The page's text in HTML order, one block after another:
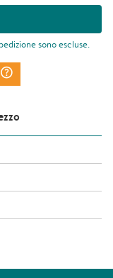
sono escluse.
question_mark_circle